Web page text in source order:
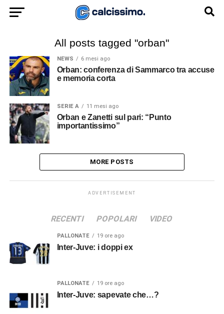
All posts tagged "orban"
NEWS 6 mesi ago
Orban: conferenza di Sammarco tra accuse
e memoria corta
SERIE A 11 mesi ago
Orban e Zanetti sul pari: “Punto
importantissimo”
MORE POSTS
ADVERTISEMENT
RECENTI POPOLARI VIDEO
PALLONATE 19 ore ago
Inter-Juve: i doppi ex
PALLONATE 19 ore ago
Inter-Juve: sapevate che…?